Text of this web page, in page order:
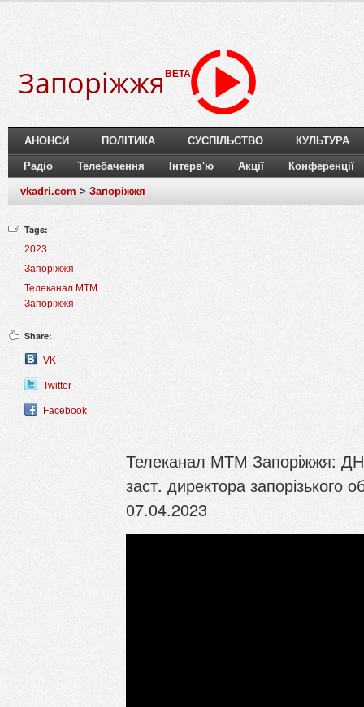
Запоріжжя BETA
АНОНСИ ПОЛІТИКА СУСПІЛЬСТВО КУЛЬТУРА
Радіо Телебачення Інтерв'ю Акції Конференції
vkadri.com > Запоріжжя
Tags:
2023
Запоріжжя
Телеканал МТМ
Запоріжжя
Share:
VK
Twitter
Facebook
Телеканал МТМ Запоріжжя:
заст. директора запорізького
07.04.2023